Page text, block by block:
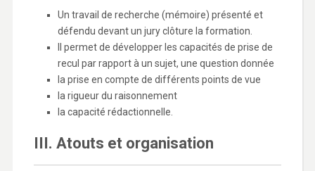
Un travail de recherche (mémoire) présenté et
défendu devant un jury clôture la formation.
Il permet de développer les capacités de prise de
recul par rapport à un sujet, une question donnée
la prise en compte de différents points de vue
la rigueur du raisonnement
la capacité rédactionnelle.
III. Atouts et organisation